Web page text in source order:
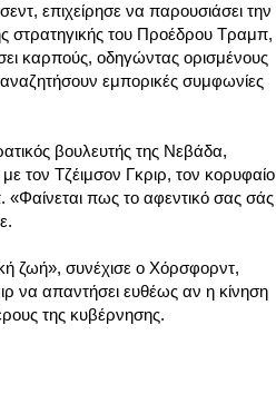
επιχείρησε να παρουσιάσει την
στρατηγικής του Προέδρου Τραμπ,
καρπούς, οδηγώντας ορισμένους
εμπορικές συμφωνίες
βουλευτής της Νεβάδα,
τον Τζέιμσον Γκριρ, τον κορυφαίο
πως το αφεντικό σας σάς
ζωή», συνέχισε ο Χόρσφορντ,
να απαντήσει ευθέως αν η κίνηση
της κυβέρνησης.